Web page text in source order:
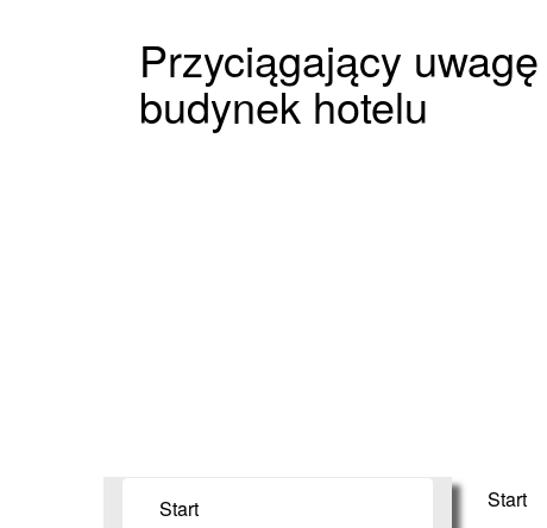
Przyciągający uwagę
budynek hotelu
Start Start»